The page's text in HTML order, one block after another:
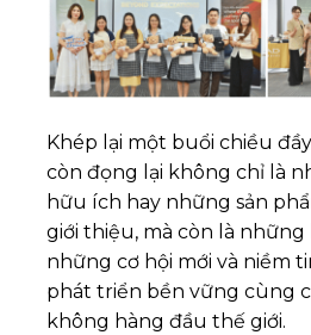
Khép lại một buổi chiều
còn đọng lại không chỉ là
hữu ích hay những sản
giới thiệu, mà còn là những
những cơ hội mới và niềm
phát triển bền vững cùng
không hàng đầu thế giới.